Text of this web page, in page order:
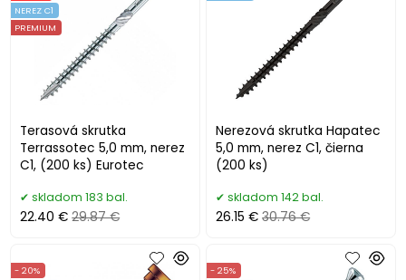
Terasová skrutka
Terrassotec 5,0 mm, nerez
C1, (200 ks) Eurotec
NEREZ C1
PREMIUM
skladom 183 bal.
22.40 € 29.87 €
Nerezová skrutka Hapatec
5,0 mm, nerez C1, čierna
(200 ks)
skladom 142 bal.
26.15 € 30.76 €
- 20%
- 25%